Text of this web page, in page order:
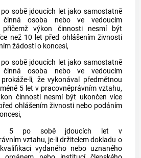
sobě jdoucích let jako samostatně
činná osoba nebo ve vedoucím
přičemž výkon činnosti nesmí být
než 10 let před ohlášením živnosti
žádosti o koncesi,
sobě jdoucích let jako samostatně
činná osoba nebo ve vedoucím
li, že vykonával předmětnou
5 let v pracovněprávním vztahu,
činnosti nesmí být ukončen více
ohlášením živnostinebo podáním
5 po sobě jdoucích let v
vztahu, je-li držitelem dokladu o
vydaného nebo uznaného